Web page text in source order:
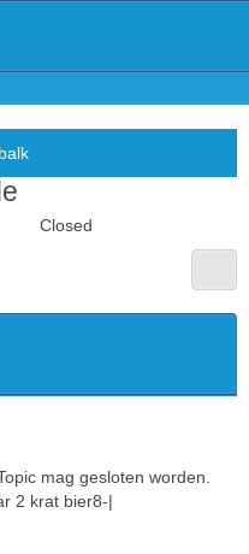
Closed
mag gesloten worden.
2 krat bier8-|